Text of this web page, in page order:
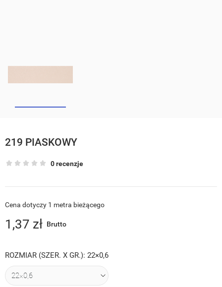
219 PIASKOWY
0 recenzje
Cena dotyczy 1 metra bieżącego
1,37 zł Brutto
ROZMIAR (SZER. X GR.): 22×0,6